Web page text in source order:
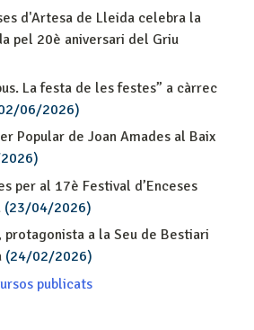
d'Artesa de Lleida celebra la
pel 20è aniversari del Griu
La festa de les festes” a càrrec
06/2026)
Popular de Joan Amades al Baix
per al 17è Festival d’Enceses
(23/04/2026)
protagonista a la Seu de Bestiari
(24/02/2026)
publicats